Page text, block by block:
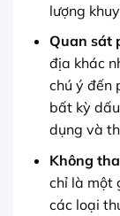
lượng
Quan sát
địa khác
chú ý đến
bất kỳ
dụng và
Không
chỉ là một
các loại